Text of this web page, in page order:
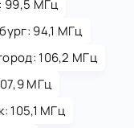
99,5 МГц
94,1 МГц
106,2 МГц
МГц
105,1 МГц